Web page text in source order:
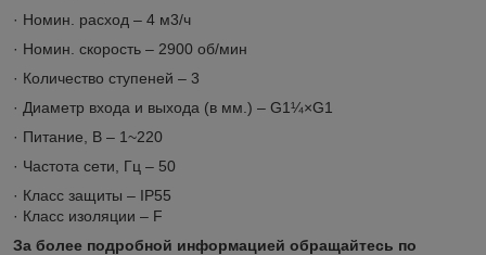
· Номин. расход – 4 м3/ч
· Номин. скорость – 2900 об/мин
· Количество ступеней – 3
· Диаметр входа и выхода (в мм.) – G1¼×G1
· Питание, В – 1~220
· Частота сети, Гц – 50
· Класс защиты – IP55
· Класс изоляции – F
За более подробной информацией обращайтесь по